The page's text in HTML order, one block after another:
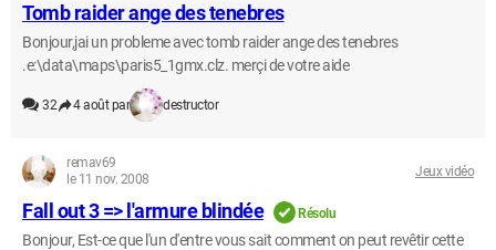
Tomb raider ange des tenebres
Bonjour,jai un probleme avec tomb raider ange des tenebres
.e:\data\maps\paris5_1gmx.clz. merçi de votre aide
32 4 août par destructor
remav69
le 11 nov. 2008
Jeux vidéo
Fall out 3 => l'armure blindée Résolu
Bonjour, Est-ce que l'un d'entre vous sait comment on peut revêtir cette